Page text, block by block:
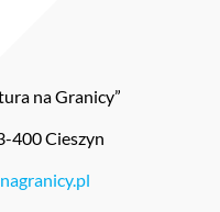
na Granicy”
400 Cieszyn